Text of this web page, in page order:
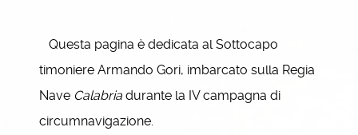
Questa pagina è dedicata al Sottocapo
timoniere Armando Gori, imbarcato sulla Regia
Nave Calabria durante la IV campagna di
circumnavigazione.